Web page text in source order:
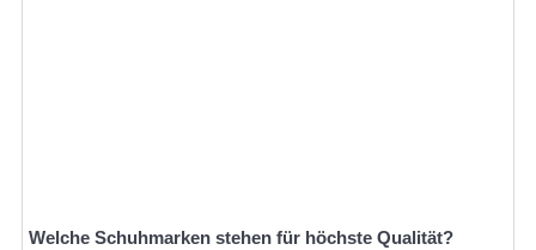
Welche Schuhmarken stehen für höchste Qualität?